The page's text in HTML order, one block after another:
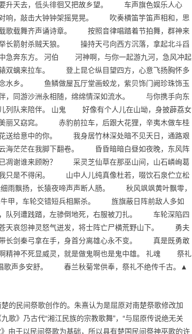
天去，低头徘徊又把故乡望。 车声旗色娱乐人心
，敲击大钟钟架摇晃晃。 吹奏横笛竽笛声相和，思
载舞齐声诵诗章。 按照音律唱踏着节拍舞，群神来
箭射杀贼天狼。 操持天弓向西方沉落，拿起北斗舀
奔东方。 河伯 河神啊，与你一起游九河，急风冲起
螭来拉车。 登上昆仑纵目望四方，心意飞扬胸怀多
乡。 鱼鳞做屋瓦厅堂画蛟龙，紫贝饰门阙珍珠饰玉
同游沙洲永相随，绵绵情深如流水。 与你携手向东
队来陪伴。 山鬼 好像有个人儿在山坳，身披薜荔女
又窈窕。 赤豹前拉车，后跟大花狸，辛夷木做车桂
给意中的你。 我身居竹林深处暗不见天日，通路艰
茫茫在我脚下翻卷。 昏昏暗暗白昼如夜晚，东风阵
谢谁来顾盼？ 采灵芝仙草在那巫山间，山石嶙峋葛
是不得闲。 山中人儿纯真像杜若，啜饮石泉伫立松
扬，长猿夜啼声声断人肠。 秋风飒飒黄叶飘零，
甲，车轮交错短兵相厮杀。 旌旗蔽日阵前敌人多如
列遭践踏，左骖倒地死，右服被刀扎。 车轮深陷四
哀怨神灵怒气迸发，将士阵亡尸横荒野山下。 勇夫
剑秦弓拿在手，身首分离雄心永不变。 真是既勇敢
精神不死显威灵，就是做鬼啊也是鬼中雄。 礼魂 祭礼
歌声多安舒。 春兰秋菊常供奉，祭礼不绝传千古。▲
民间祭歌创作的。朱熹认为是屈原对南楚祭歌修改加
歌》乃古代“湘江民族的宗教歌舞”，“与屈原传说绝无关
于以民间祭歌为基础，所以具有楚国民间祭神巫歌的许